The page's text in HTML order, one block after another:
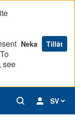
see
Neka Tillåt
SV